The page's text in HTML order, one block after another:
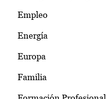
Empleo
Energía
Europa
Familia